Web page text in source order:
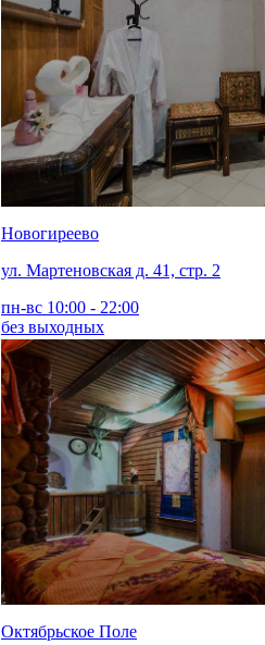
Новогиреево
ул. Мартеновская д. 41, стр. 2
пн-вс 10:00 - 22:00
без выходных
Октябрьское Поле